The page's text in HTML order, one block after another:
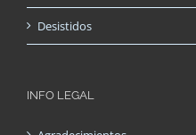
Desistidos
INFO LEGAL